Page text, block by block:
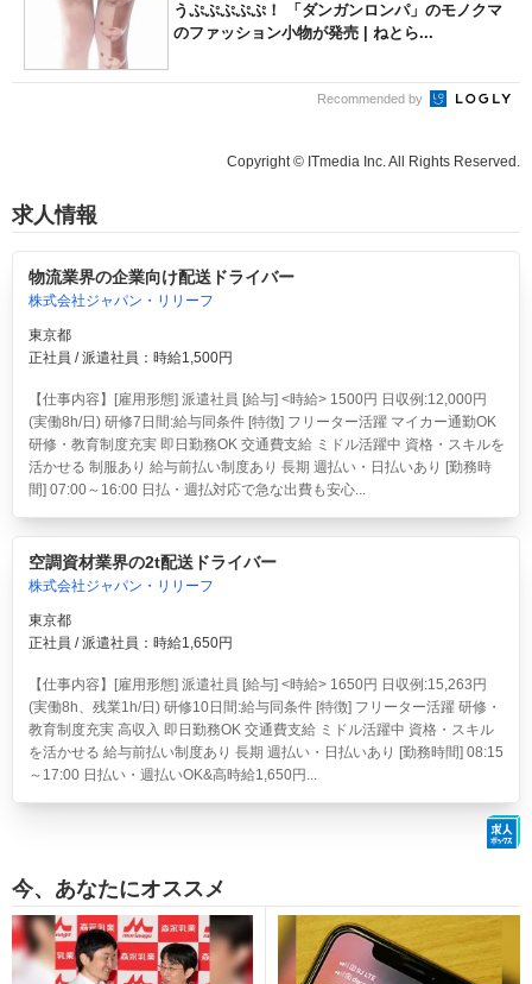
うぷぷぷぷぷ！ 「ダンガンロンパ」のモノクマ
のファッション小物が発売 | ねとら...
Recommended by
Copyright © ITmedia Inc. All Rights Reserved.
求人情報
物流業界の企業向け配送ドライバー
株式会社ジャパン・リリーフ
東京都
正社員 / 派遣社員：時給1,500円
【仕事内容】[雇用形態] 派遣社員 [給与] <時給> 1500円 日収例:12,000円
(実働8h/日) 研修7日間:給与同条件 [特徴] フリーター活躍 マイカー通勤OK
研修・教育制度充実 即日勤務OK 交通費支給 ミドル活躍中 資格・スキルを
活かせる 制服あり 給与前払い制度あり 長期 週払い・日払いあり [勤務時
間] 07:00～16:00 日払・週払対応で急な出費も安心...
空調資材業界の2t配送ドライバー
株式会社ジャパン・リリーフ
東京都
正社員 / 派遣社員：時給1,650円
【仕事内容】[雇用形態] 派遣社員 [給与] <時給> 1650円 日収例:15,263円
(実働8h、残業1h/日) 研修10日間:給与同条件 [特徴] フリーター活躍 研修・
教育制度充実 高収入 即日勤務OK 交通費支給 ミドル活躍中 資格・スキル
を活かせる 給与前払い制度あり 長期 週払い・日払いあり [勤務時間] 08:15
～17:00 日払い・週払いOK&高時給1,650円...
今、あなたにオススメ